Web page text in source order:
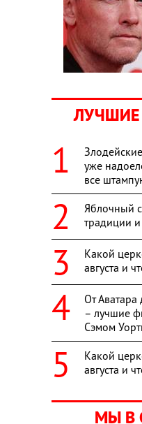
уже
все
Яблочный
традиции и
Какой
августа и
От
– лучшие
Сэмом
Какой
августа и
МЫ В